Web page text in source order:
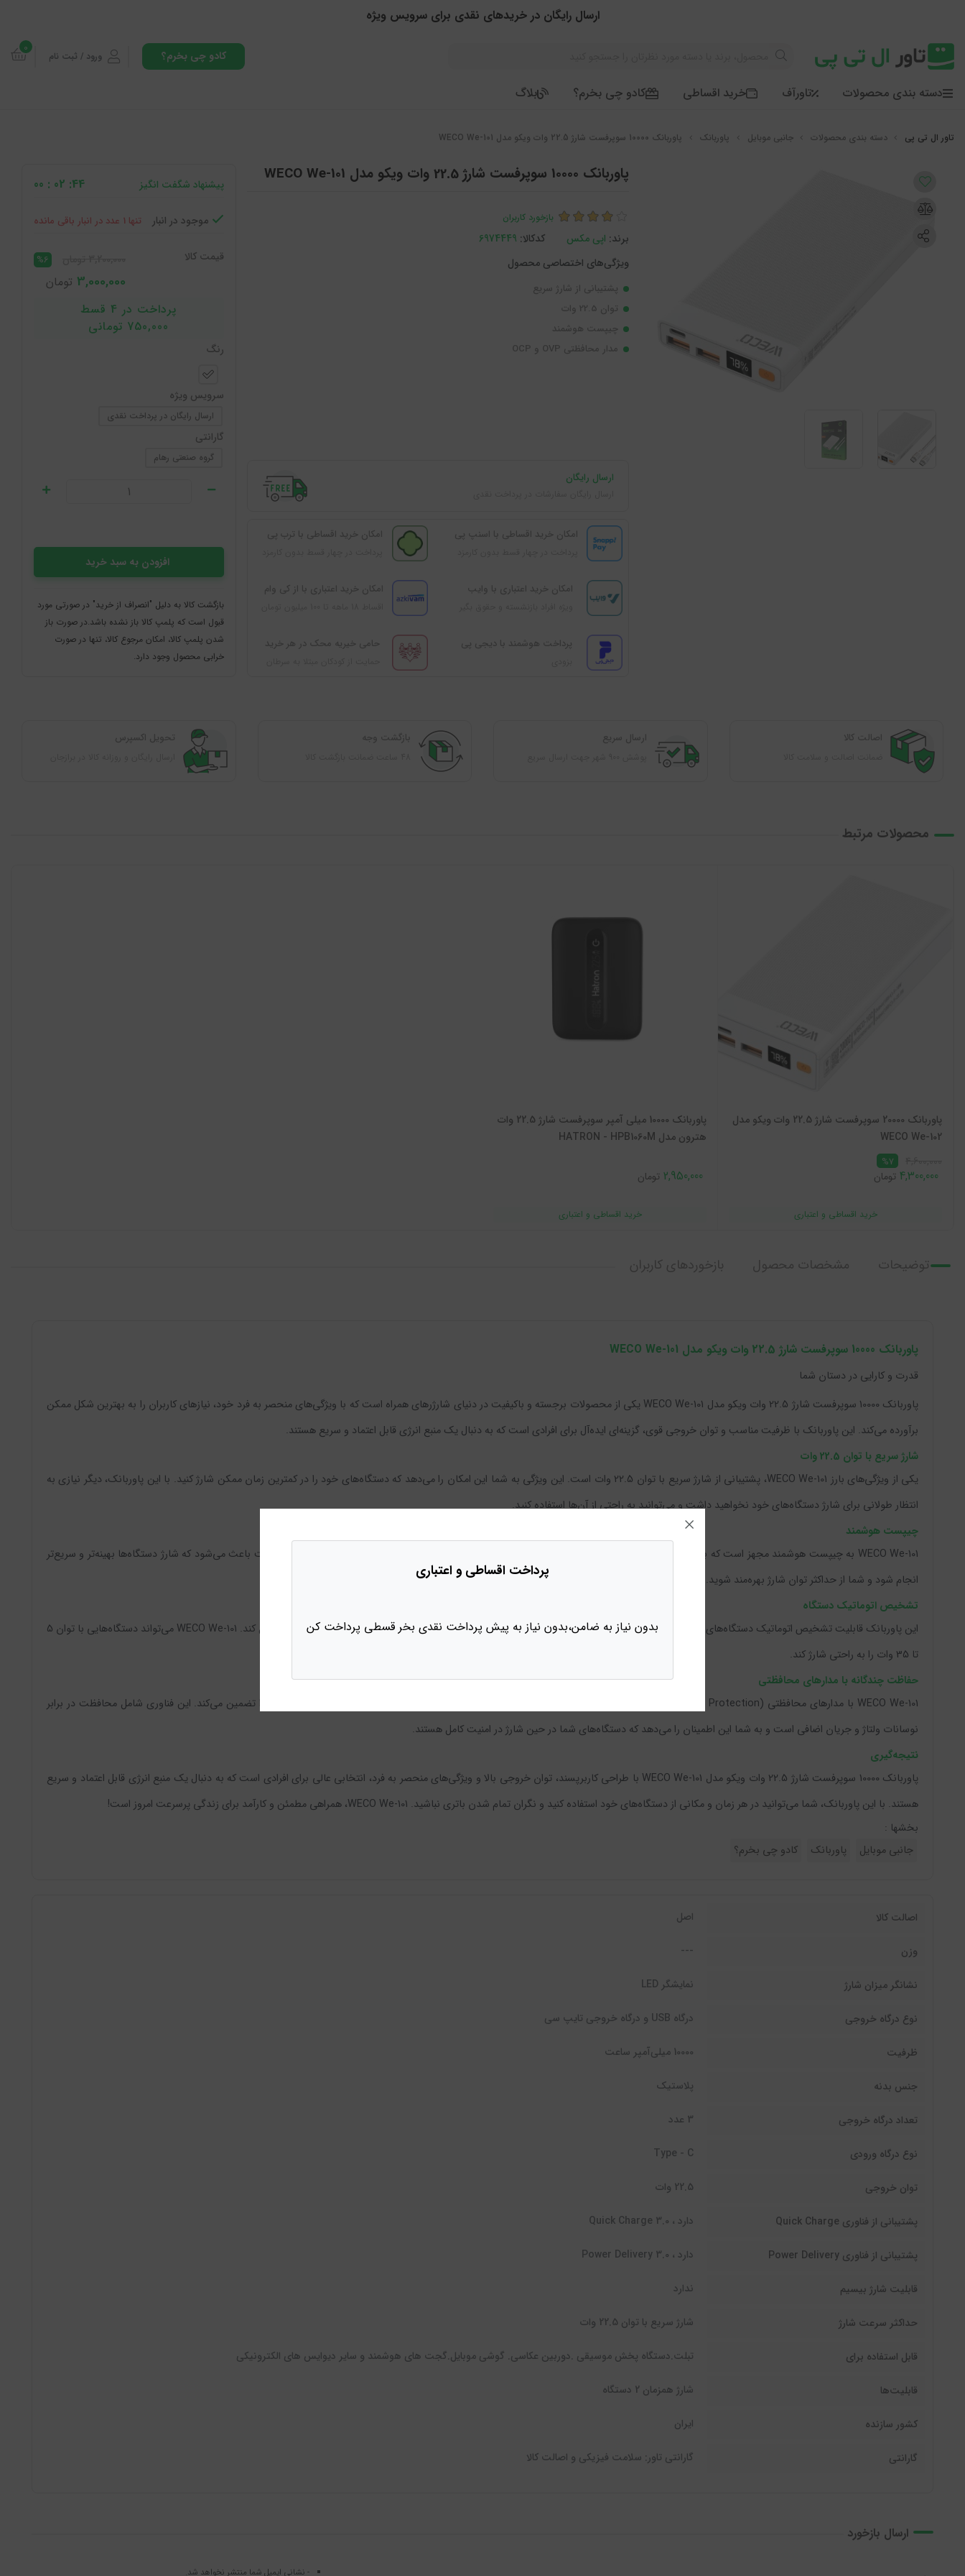
ارسال رایگان در خریدهای نقدی برای سرویس ویژه
کادو چی بخرم؟ ورود / ثبت نام
0
دسته بندی محصولات تاورآف خرید اقساطی کادو چی بخرم؟ بلاگ
دسته بندی محصولات جانبی موبایل پاوربانک پاوربانک 10000 سوپرفست شارژ 22.5 وات ویکو مدل WECO We-101
پاوربانک 10000 سوپرفست شارژ 22.5 وات ویکو مدل WECO We-101
بازخورد کاربران
برند: اپی مکس کدکالا:
پشتیبانی از شارژ سریع
توان 22.5 وات
چیپست هوشمند
مدار محافظتی OVP و OCP
ارسال رایگان
امکان خرید اقساطی با اسنپ پی امکان خرید اقساطی با ترب پی
امکان خرید اعتباری با وایب امکان خرید اعتباری با از کی وام
پرداخت هوشمند با دیجی‌ پی حامی خیریه‌ محک در هر خرید
پیشنهاد شگفت انگیز 43: 02 : 00
موجود در انبار تنها 1 عدد در انبار باقی مانده
قیمت کالا %6
3,000,000 تومان
پرداخت در 4 قسط
750,000 تومانی
رنگ
سرویس ویژه
ارسال رایگان در پرداخت نقدی
گارانتی
گروه صنعتی رهام
افزودن به سبد خرید
بازگشت کالا به دلیل "انصراف از خرید" در صورتی مورد
قبول است که پلمپ کالا باز نشده باشد.در صورت باز
شدن پلمپ کالا، امکان مرجوع کالا، تنها در صورت
خرابی محصول وجود دارد.
اصالت کالا ارسال سریع بازگشت وجه ﺗﺤﻮﯾﻞ اﮐﺴﭙﺮس
محصولات مرتبط
پاوربانک 20000 سوپرفست شارژ 22.5 وات ویکو مدل
WECO We-102
%7
4,300,000 تومان
پاوربانک 10000 میلی آمپر سوپرفست شارژ 22.5 وات
هترون مدل HATRON - HPB1060M
2,950,000 تومان
توضیحات مشخصات محصول بازخوردهای کاربران
پاوربانک 10000 سوپرفست شارژ 22.5 وات ویکو مدل WECO We-101
قدرت و کارایی در دستان شما
پاوربانک 10000 سوپرفست شارژ 22.5 وات ویکو مدل WECO We-101 یکی از محصولات برجسته و باکیفیت در دنیای شارژرهای همراه است که با ویژگی‌های منحصر به فرد خود، نیازهای کاربران را به بهترین شکل ممکن
برآورده می‌کند. این پاوربانک با ظرفیت مناسب و توان خروجی قوی، گزینه‌ای ایده‌آل برای افرادی است که به دنبال یک منبع انرژی قابل اعتماد و سریع هستند.
شارژ سریع با توان 22.5 وات
یکی از ویژگی‌های بارز WECO We-101، پشتیبانی از شارژ سریع با توان 22.5 وات است. این ویژگی به شما این امکان را می‌دهد که دستگاه‌های خود را در کمترین زمان ممکن شارژ کنید. با این پاوربانک، دیگر نیازی به
انتظار طولانی برای شارژ دستگاه‌های خود نخواهید داشت و می‌توانید به راحتی از آن‌ها استفاده کنید.
چیپست هوشمند
WECO We-101 به چیپست هوشمند مجهز است که به طور خودکار دستگاه متصل شده را شناسایی کرده و بهترین حالت شارژ را برای آن انتخاب می‌کند. این قابلیت باعث می‌شود که شارژ دستگاه‌ها بهینه‌تر و سریع‌تر
انجام شود و شما از حداکثر توان شارژ بهره‌مند شوید.
تشخیص اتوماتیک دستگاه
این پاوربانک قابلیت تشخیص اتوماتیک دستگاه‌های متصل را دارد. این ویژگی به کاربر این امکان را می‌دهد که بدون نگرانی از نوع دستگاه، آن را به پاوربانک متصل کند. WECO We-101 می‌تواند دستگاه‌هایی با توان 5
تا 35 وات را به راحتی شارژ کند.
حفاظت چندگانه با مدارهای محافظتی
WECO We-101 با مدارهای محافظتی OVP (Over Voltage Protection) و OCP (Over Current Protection) طراحی شده است که ایمنی دستگاه‌های شما را تضمین می‌کند. این فناوری شامل محافظت در برابر
نوسانات ولتاژ و جریان اضافی است و به شما این اطمینان را می‌دهد که دستگاه‌های شما در حین شارژ در امنیت کامل هستند.
نتیجه‌گیری
پاوربانک 10000 سوپرفست شارژ 22.5 وات ویکو مدل WECO We-101 با طراحی کاربرپسند، توان خروجی بالا و ویژگی‌های منحصر به فرد، انتخابی عالی برای افرادی است که به دنبال یک منبع انرژی قابل اعتماد و سریع
هستند. با این پاوربانک، شما می‌توانید در هر زمان و مکانی از دستگاه‌های خود استفاده کنید و نگران تمام شدن باتری نباشید. WECO We-101، همراهی مطمئن و کارآمد برای زندگی پرسرعت امروز است!
بخشها :
جانبی موبایل
پاوربانک کادو چی بخرم؟
اصالت کالا اصل
وزن ---
نشانگر میزان شارژ نمایشگر LED
نوع درگاه خروجی درگاه USB و درگاه خروجی تایپ سی
ظرفیت 10000 میلی‌آمپر ساعت
جنس بدنه پلاستیک
تعداد درگاه خروجی 3 عدد
نوع درگاه ورودی Type - C
توان خروجی 22.5 وات
پشتیبانی از فناوری Quick Charge دارد ، Quick Charge 3.0
پشتیبانی از فناوری Power Delivery دارد ، Power Delivery 3.0
قابلیت شارژ بیسیم ندارد
حداکثر سرعت شارژ شارژ سریع با توان 22.5 وات
قابل استفاده برای تبلت.دستگاه پخش موسیقی .دوربین عکاسی. گوشی موبایل.گجت های هوشمند و سایر دیوایس های الکترونیکی
قابلیت‌ها شارژ همزمان 2 دستگاه
کشور سازنده ایران
گارانتی گارانتی تاور: سلامت فیزیکی و اصالت کالا
ارسال بازخورد
- نشانی ایمیل شما منتشر نخواهد شد.
پرداخت اقساطی و اعتباری
بدون نیاز به ضامن،بدون نیاز به پیش پرداخت نقدی بخر قسطی پرداخت کن